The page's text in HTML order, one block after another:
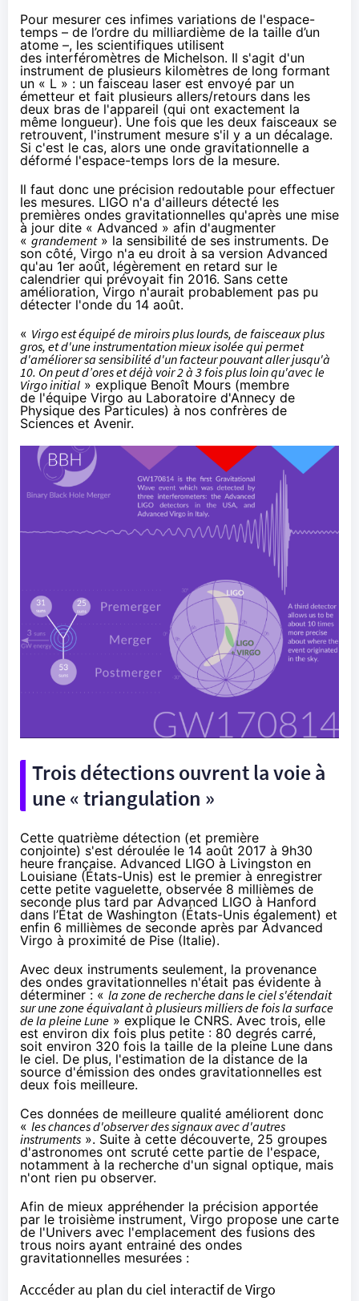
Pour mesurer ces infimes variations de l'espace-
temps – de l’ordre du milliardième de la taille d’un
atome –, les scientifiques utilisent
des interféromètres de Michelson. Il s'agit d'un
instrument de plusieurs kilomètres de long formant
un « L » : un faisceau laser est envoyé par un
émetteur et fait plusieurs allers/retours dans les
deux bras de l'appareil (qui ont exactement la
même longueur). Une fois que les deux faisceaux se
retrouvent, l'instrument mesure s'il y a un décalage.
Si c'est le cas, alors une onde gravitationnelle a
déformé l'espace-temps lors de la mesure.
Il faut donc une précision redoutable pour effectuer
les mesures. LIGO n'a d'ailleurs détecté les
premières ondes gravitationnelles qu'après une mise
à jour dite « Advanced » afin d'augmenter
« grandement» la sensibilité de ses instruments. De
son côté, Virgo n'a eu droit à sa version Advanced
qu'au 1er août, légèrement en retard sur le
calendrier qui prévoyait fin 2016. Sans cette
amélioration, Virgo n'aurait probablement pas pu
détecter l'onde du 14 août.
« Virgo est équipé de miroirs plus lourds, de faisceaux plus
gros, et d'une instrumentation mieux isolée qui permet
d'améliorer sa sensibilité d'un facteur pouvant aller jusqu'à
10. On peut d’ores et déjà voir 2 à 3 fois plus loin qu'avec le
Virgoinitial » explique Benoît Mours (membre
de l'équipe Virgo au Laboratoire d'Annecy de
Physique des Particules) à nos confrères de
Sciences et Avenir.
Trois détections ouvrent la voie à
une « triangulation »
Cette quatrième détection (et première
conjointe) s'est déroulée le 14 août 2017 à 9h30
heure française. Advanced LIGO à Livingston en
Louisiane (États-Unis) est le premier à enregistrer
cette petite vaguelette, observée 8 millièmes de
seconde plus tard par Advanced LIGO à Hanford
dans l’État de Washington (États-Unis également) et
enfin 6 millièmes de seconde après par Advanced
Virgo à proximité de Pise (Italie).
Avec deux instruments seulement, la provenance
des ondes gravitationnelles n'était pas évidente à
déterminer : « la zone de recherche dans le ciel s'étendait
sur une zone équivalant à plusieurs milliers de fois la surface
de la pleine Lune » explique le CNRS. Avec trois, elle
est environ dix fois plus petite : 80 degrés carré,
soit environ 320 fois la taille de la pleine Lune dans
le ciel. De plus, l'estimation de la distance de la
source d'émission des ondes gravitationnelles est
deux fois meilleure.
Ces données de meilleure qualité améliorent donc
« les chances d'observer des signaux avec d'autres
instruments ». Suite à cette découverte, 25 groupes
d'astronomes ont scruté cette partie de l'espace,
notamment à la recherche d'un signal optique, mais
n'ont rien pu observer.
Afin de mieux appréhender la précision apportée
par le troisième instrument, Virgo propose une carte
de l'Univers avec l'emplacement des fusions des
trous noirs ayant entrainé des ondes
gravitationnelles mesurées :
Acccéder au plan du ciel interactif de Virgo